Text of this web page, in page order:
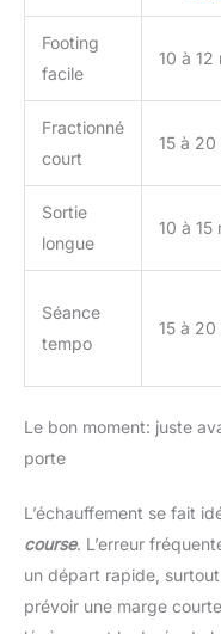
Footing
facile
10 à 12
Fractionné
court
15 à 20
Sortie
longue
10 à 15
Séance
tempo
15 à 20
Le bon moment: juste
porte
L’échauffement se fait
course. L’erreur
un départ rapide,
prévoir une marge